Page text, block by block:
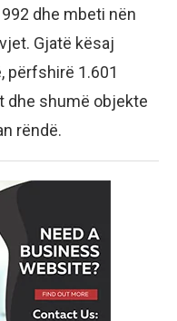
dhe mbeti nën
Gjatë kësaj
përfshirë 1.601
dhe shumë objekte
rëndë.